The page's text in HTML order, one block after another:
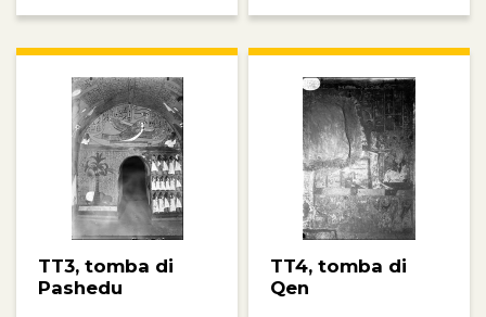
TT3, tomba di
Pashedu
TT4, tomba di
Qen